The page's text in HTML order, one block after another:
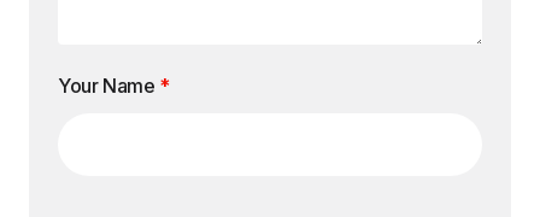
Your Name *